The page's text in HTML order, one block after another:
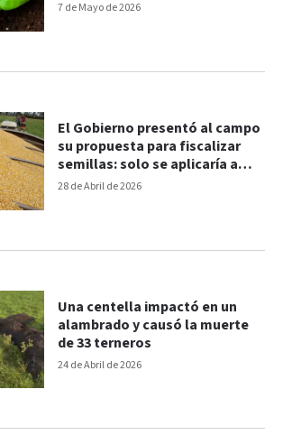
7 de Mayo de 2026
28 de Abril de 2026
El Gobierno presentó al campo
su propuesta para fiscalizar
semillas: solo se aplicaría a
variedades nuevas
24 de Abril de 2026
Una centella impactó en un
alambrado y causó la muerte
de 33 terneros